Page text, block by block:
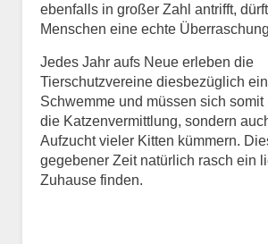
Ort des Verschwindens
ebenfalls in großer Zahl antrifft,
Menschen eine echte
Jedes Jahr aufs Neue erleben die
Tierschutzvereine diesbezüglich
Schwemme und müssen sich somit
die Katzenvermittlung, sondern
Aufzucht vieler Kitten kümmern.
gegebener Zeit natürlich rasch ein
Zuhause finden.